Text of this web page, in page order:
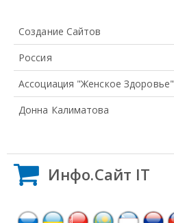
Создание Сайтов
Россия
Ассоциация "Женское Здоровье"
Донна Калиматова
Инфо.Сайт IT